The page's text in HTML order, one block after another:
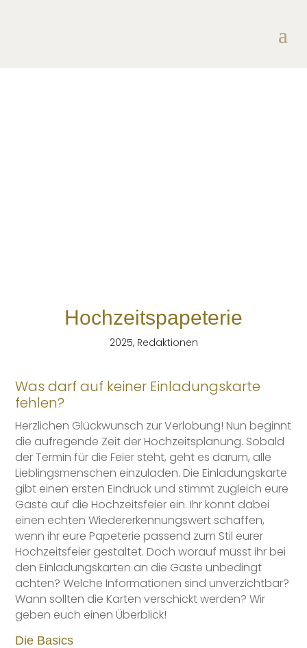
Hochzeitspapeterie
2025, Redaktionen
Was darf auf keiner Einladungskarte
fehlen?
Herzlichen Glückwunsch zur Verlobung! Nun beginnt
die aufregende Zeit der Hochzeitsplanung. Sobald
der Termin für die Feier steht, geht es darum, alle
Lieblingsmenschen einzuladen. Die Einladungskarte
gibt einen ersten Eindruck und stimmt zugleich eure
Gäste auf die Hochzeitsfeier ein. Ihr könnt dabei
einen echten Wiedererkennungswert schaffen,
wenn ihr eure Papeterie passend zum Stil eurer
Hochzeitsfeier gestaltet. Doch worauf müsst ihr bei
den Einladungskarten an die Gäste unbedingt
achten? Welche Informationen sind unverzichtbar?
Wann sollten die Karten verschickt werden? Wir
geben euch einen Überblick!
Die Basics